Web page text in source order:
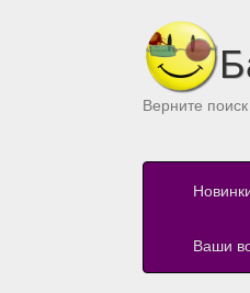
Верните
Ваши